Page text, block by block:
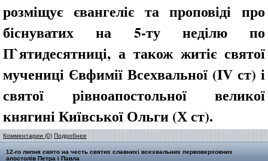
розміщує євангеліє та проповіді про
біснуватих на 5-ту неділю по
П`ятидесятниці, а також житіє святої
мучениці Євфимії Всехвальної (IV ст) і
святої рівноапостольної великої
княгині Київської Ольги (Х ст).
Комментарии (0) Подробнее
12-го липня свято на честь святих славнихі всехвальних первоверховних
апостолів Петра і Павла